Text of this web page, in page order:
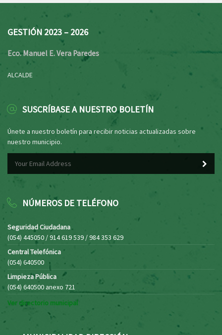
GESTIÓN 2023 – 2026
Eco. Manuel E. Vera Paredes
ALCALDE
SUSCRÍBASE A NUESTRO BOLETÍN
Únete a nuestro boletín para recibir noticias actualizadas sobre
nuestro municipio.
NÚMEROS DE TELÉFONO
Seguridad Ciudadana
(054) 445050 / 914 619 539 / 984 353 629
Central Telefónica
(054) 640500
Limpieza Pública
(054) 640500 anexo 721
Ver directorio municipal